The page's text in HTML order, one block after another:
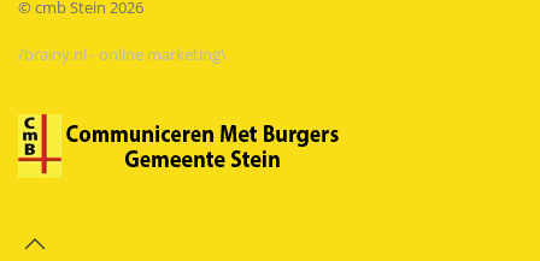
© cmb Stein 2026
/brainy.nl - online marketing\